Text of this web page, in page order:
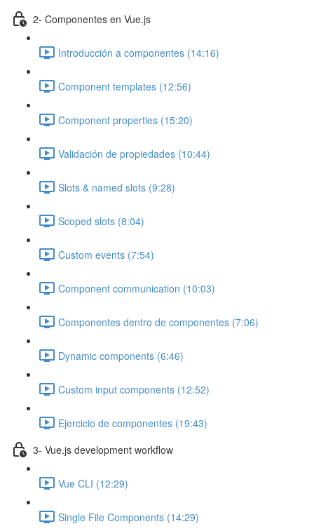
2- Componentes en Vue.js
Introducción a componentes (14:16)
Component templates (12:56)
Component properties (15:20)
Validación de propiedades (10:44)
Slots & named slots (9:28)
Scoped slots (8:04)
Custom events (7:54)
Component communication (10:03)
Componentes dentro de componentes (7:06)
Dynamic components (6:46)
Custom input components (12:52)
Ejercicio de componentes (19:43)
3- Vue.js development workflow
Vue CLI (12:29)
Single File Components (14:29)